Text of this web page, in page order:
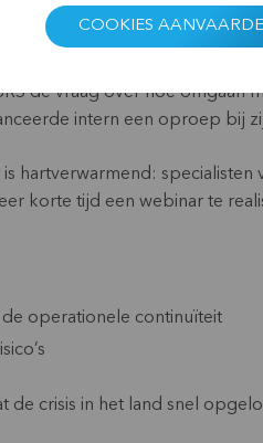
de bevolking, brengen de
waar BRS mee
de vraag over hoe omgaan
intern een oproep bij
hartverwarmend:
korte tijd een webinar te
de operationele continuïteit
de crisis in het land snel
COOKIES